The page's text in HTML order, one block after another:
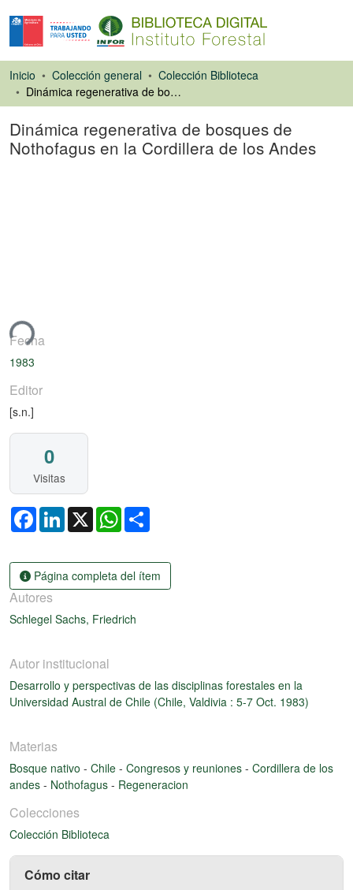
Inicio Colección general
Colección Biblioteca
Dinámica regenerativa de bosques de Nothofagus en la Cordillera de los Andes
Dinámica regenerativa de bosques de
Nothofagus en la Cordillera de los Andes
Fecha
1983
Editor
[s.n.]
0
Visitas
FacebookLinkedIn
X WhatsApp
Página completa del ítem
Autores
Schlegel Sachs, Friedrich
Autor institucional
Desarrollo y perspectivas de las disciplinas forestales en la
Universidad Austral de Chile (Chile, Valdivia : 5-7 Oct. 1983)
Materias
Bosque nativo - Chile - Congresos y reuniones - Cordillera de los
andes - Nothofagus - Regeneracion
Colecciones
Colección Biblioteca
Cómo citar